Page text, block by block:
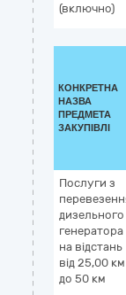
(включно)
КОНКРЕТНА
НАЗВА
ПРЕДМЕТА
ЗАКУПІВЛІ
Послуги з
дизельного
генератора
на відстань
від 25,00 км
до 50 км